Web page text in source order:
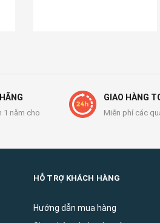
1 năm cho
GIAO HÀNG
Miễn phí các
HỖ TRỢ KHÁCH HÀNG
Hướng dẫn mua hàng